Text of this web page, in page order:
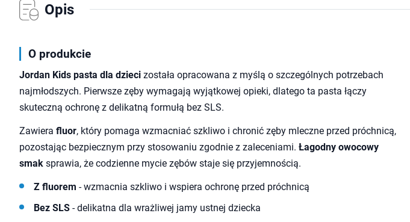
Opis
O produkcie
Jordan Kids pasta dla dzieci została opracowana z myślą o szczególnych potrzebach
najmłodszych. Pierwsze zęby wymagają wyjątkowej opieki, dlatego ta pasta łączy
skuteczną ochronę z delikatną formułą bez SLS.
Zawiera fluor, który pomaga wzmacniać szkliwo i chronić zęby mleczne przed próchnicą,
pozostając bezpiecznym przy stosowaniu zgodnie z zaleceniami. Łagodny owocowy
smak sprawia, że codzienne mycie zębów staje się przyjemnością.
Z fluorem - wzmacnia szkliwo i wspiera ochronę przed próchnicą
Bez SLS - delikatna dla wrażliwej jamy ustnej dziecka